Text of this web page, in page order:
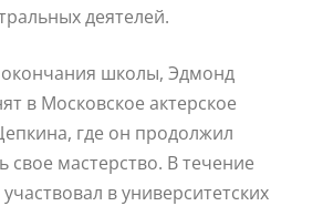
деятелей.
школы, Эдмонд
в Московское актерское
где он продолжил
свое мастерство. В течение
в университетских